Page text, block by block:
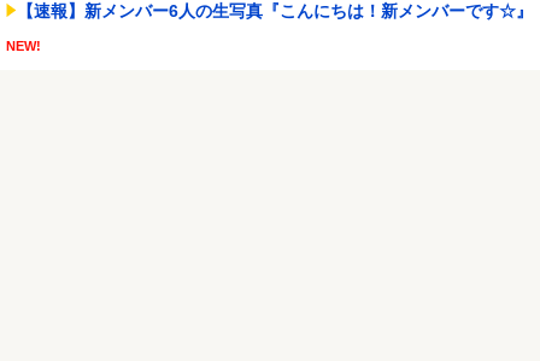
【速報】新メンバー6人の生写真『こんにちは！新メンバーです☆』
NEW!